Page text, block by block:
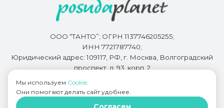
ООО “ТАНТО”; ОГРН 1137746205255;
ИНН 7721787740;
Юридический адрес: 109117, РФ, г. Москва, Волгоградский
проспект, д. 93, корп. 2
Разработкой сайта занимается
Мы используем Cookie.
Они помогают делать сайт удобнее.